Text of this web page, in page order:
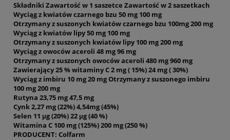
Składniki Zawartość w 1 saszetce Zawartość w 2 saszetkach
Wyciąg z kwiatów czarnego bzu 50 mg 100 mg
Otrzymany z suszonych kwiatów czarnego bzu 100mg 200 mg
Wyciąg z kwiatów lipy 50 mg 100 mg
Otrzymany z suszonych kwiatów lipy 100 mg 200 mg
Wyciąg z owoców aceroli 48 mg 96 mg
Otrzymany z suszonych owoców aceroli 480 mg 960 mg
Zawierający 25 % witaminy C 2 mg ( 15%) 24 mg ( 30%)
Wyciąg z imbiru 10 mg 20 mgOtrzymany z suszonego imbiru
100 mg 200 mg
Rutyna 23,75 mg 47,5 mg
Cynk 2,27 mg (22%) 4,54mg (45%)
Selen 11 μg (20%) 22 μg (40 %)
Witamina C 100 mg (125%) 200 mg (250 %)
PRODUCENT: Colfarm